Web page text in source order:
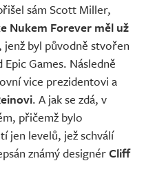
sám Scott Miller,
Nukem Forever měl už
, jenž byl původně stvořen
Games. Následně
vice prezidentovi a
. A jak se zdá, v
přičemž bylo
jen levelů, jež schválí
známý designérCliff